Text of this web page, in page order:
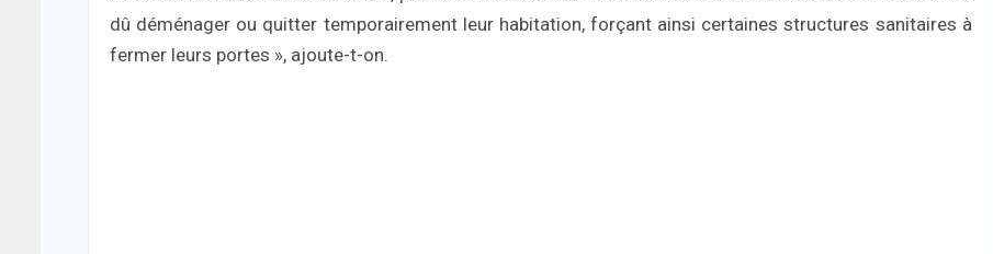
dû déménager ou quitter temporairement leur habitation, forçant ainsi certaines structures sanitaires à
fermer leurs portes », ajoute-t-on.